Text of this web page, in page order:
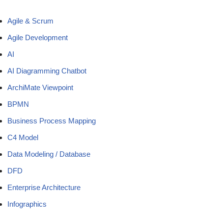
Agile & Scrum
Agile Development
AI
AI Diagramming Chatbot
ArchiMate Viewpoint
BPMN
Business Process Mapping
C4 Model
Data Modeling / Database
DFD
Enterprise Architecture
Infographics